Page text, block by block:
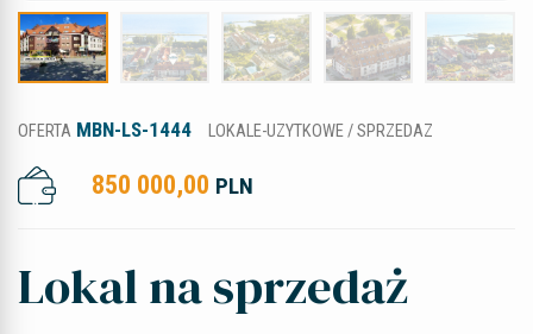
OFERTA MBN-LS-1444 LOKALE-UZYTKOWE / SPRZEDAZ
850 000,00 PLN
Lokal na sprzedaż